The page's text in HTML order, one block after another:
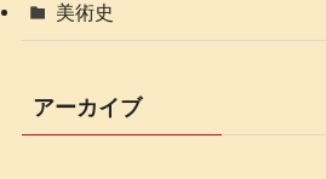
美術史
アーカイブ